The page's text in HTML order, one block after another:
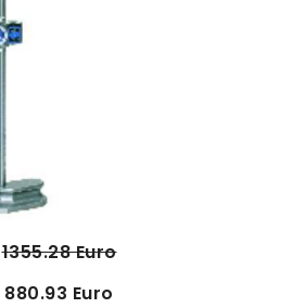
1355.28 Euro
880.93 Euro